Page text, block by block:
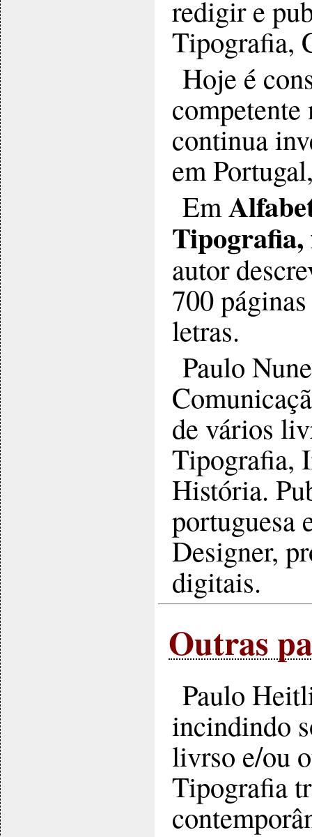
redigir e
Tipografia,
Hoje é
competente
continua
em
Em
Tipografia,
autor
700
letras.
Paulo
de vários
Tipografia,
História.
portuguesa
Designer,
digitais.
Outras
Paulo
incindindo
livrso e/ou
Tipografia